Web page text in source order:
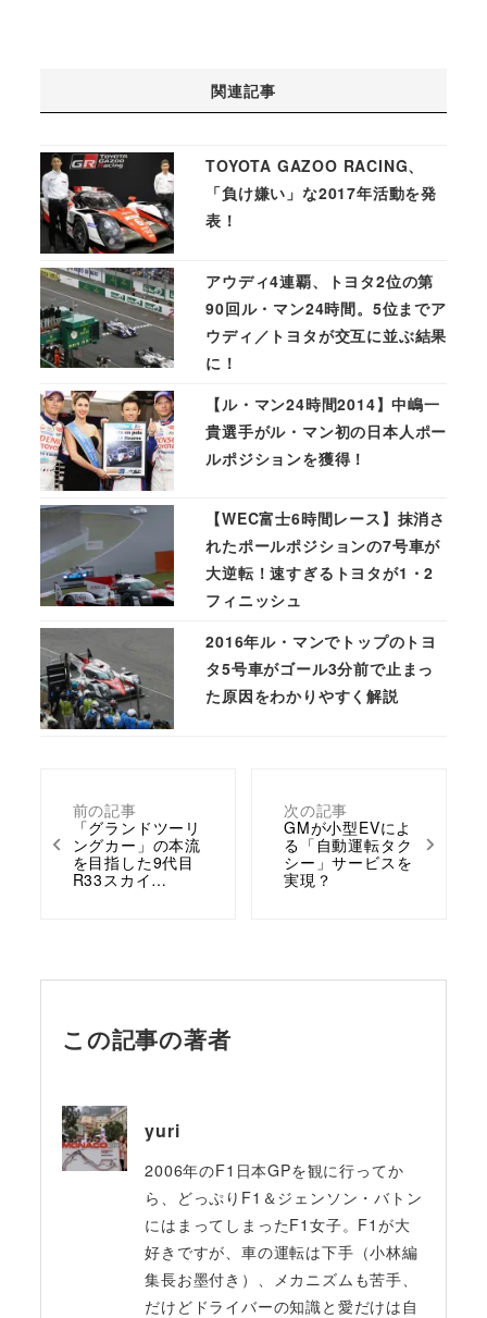
前の記事
「グランドツーリ
ングカー」の本流
を目指した9代目
R33スカイ…
次の記事
GMが小型EVによ
る「自動運転タク
シー」サービスを
実現？
関連記事
TOYOTA GAZOO RACING、
「負け嫌い」な2017年活動を発
表！
アウディ4連覇、トヨタ2位の第
90回ル・マン24時間。5位までア
ウディ／トヨタが交互に並ぶ結果
に！
【ル・マン24時間2014】中嶋一
貴選手がル・マン初の日本人ポー
ルポジションを獲得！
【WEC富士6時間レース】抹消さ
れたポールポジションの7号車が
大逆転！速すぎるトヨタが1・2
フィニッシュ
2016年ル・マンでトップのトヨ
タ5号車がゴール3分前で止まっ
た原因をわかりやすく解説
この記事の著者
yuri
2006年のF1日本GPを観に行ってか
ら、どっぷりF1＆ジェンソン・バトン
にはまってしまったF1女子。F1が大
好きですが、車の運転は下手（小林編
集長お墨付き）、メカニズムも苦手、
だけどドライバーの知識と愛だけは自